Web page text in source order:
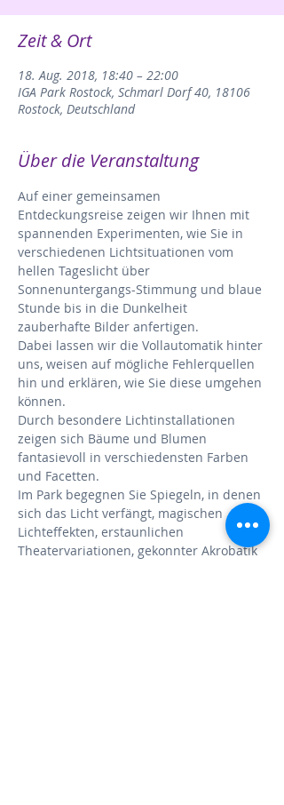
Zeit & Ort
18. Aug. 2018, 18:40 – 22:00
IGA Park Rostock, Schmarl Dorf 40, 18106
Rostock, Deutschland
Über die Veranstaltung
Auf einer gemeinsamen
Entdeckungsreise zeigen wir Ihnen mit
spannenden Experimenten, wie Sie in
verschiedenen Lichtsituationen vom
hellen Tageslicht über
Sonnenuntergangs-Stimmung und blaue
Stunde bis in die Dunkelheit
zauberhafte Bilder anfertigen.
Dabei lassen wir die Vollautomatik hinter
uns, weisen auf mögliche Fehlerquellen
hin und erklären, wie Sie diese umgehen
können.
Durch besondere Lichtinstallationen
zeigen sich Bäume und Blumen
fantasievoll in verschiedensten Farben
und Facetten.
Im Park begegnen Sie Spiegeln, in denen
sich das Licht verfängt, magischen
Lichteffekten, erstaunlichen
Theatervariationen, gekonnter Akrobatik